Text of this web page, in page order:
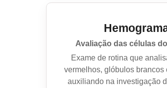
Avaliação das células
Exame de rotina que
vermelhos, glóbulos brancos
auxiliando na investigação